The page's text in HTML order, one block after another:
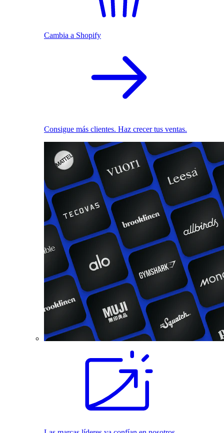
Cambia a Shopify
Consigue más clientes. Haz crecer tus ventas.